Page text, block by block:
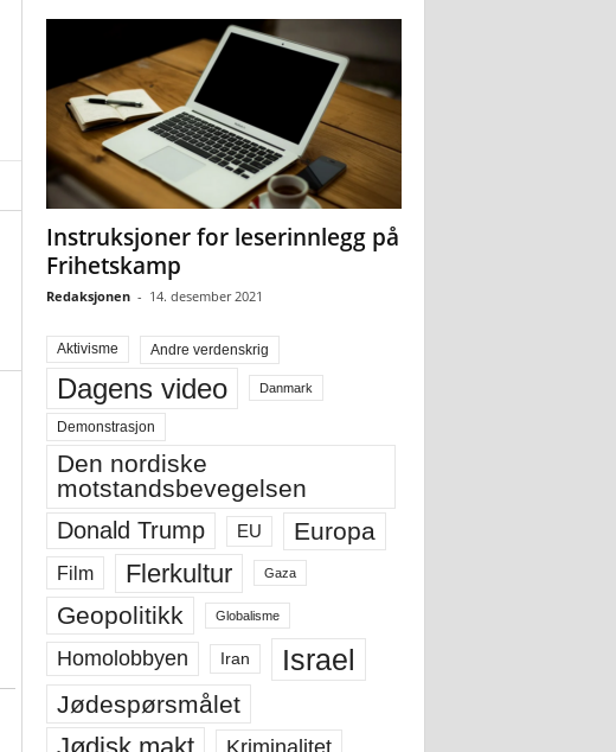
Instruksjoner for leserinnlegg på
Frihetskamp
Redaksjonen - 14. desember 2021
Aktivisme Andre verdenskrig
Dagens video Danmark
Demonstrasjon
Den nordiske
motstandsbevegelsen
Donald Trump EU Europa
Film Flerkultur Gaza
Geopolitikk Globalisme
Homolobbyen Iran Israel
Jødespørsmålet
Kriminalitet